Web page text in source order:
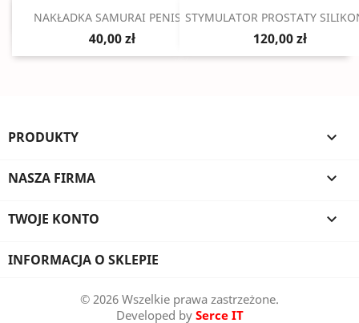
Szybki podgląd
NAKŁADKA SAMURAI PENIS...
40,00 zł
Szybki podgląd
STYMULATOR PROSTATY
120,00 zł
PRODUKTY 
NASZA FIRMA 
TWOJE KONTO 
INFORMACJA O SKLEPIE
© 2026 Wszelkie prawa zastrzeżone.
Developed by Serce IT